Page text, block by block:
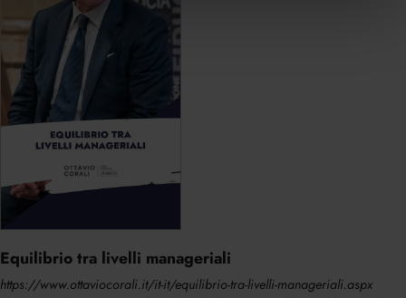
Equilibrio tra livelli manageriali
https://www.ottaviocorali.it/it-it/equilibrio-tra-livelli-manageriali.aspx